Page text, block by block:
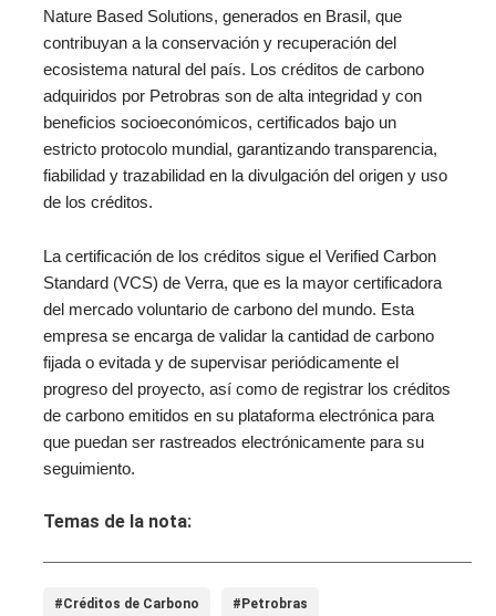
Nature Based Solutions, generados en Brasil, que
contribuyan a la conservación y recuperación del
ecosistema natural del país. Los créditos de carbono
adquiridos por Petrobras son de alta integridad y con
beneficios socioeconómicos, certificados bajo un
estricto protocolo mundial, garantizando transparencia,
fiabilidad y trazabilidad en la divulgación del origen y uso
de los créditos.
La certificación de los créditos sigue el Verified Carbon
Standard (VCS) de Verra, que es la mayor certificadora
del mercado voluntario de carbono del mundo. Esta
empresa se encarga de validar la cantidad de carbono
fijada o evitada y de supervisar periódicamente el
progreso del proyecto, así como de registrar los créditos
de carbono emitidos en su plataforma electrónica para
que puedan ser rastreados electrónicamente para su
seguimiento.
Temas de la nota:
#Créditos de Carbono #Petrobras